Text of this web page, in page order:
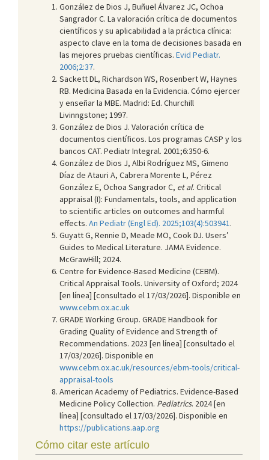
González de Dios J, Buñuel Álvarez JC, Ochoa
Sangrador C. La valoración crítica de documentos
científicos y su aplicabilidad a la práctica clínica:
aspecto clave en la toma de decisiones basada en
las mejores pruebas científicas. Evid Pediatr.
2006;2:37.
Sackett DL, Richardson WS, Rosenbert W, Haynes
RB. Medicina Basada en la Evidencia. Cómo ejercer
y enseñar la MBE. Madrid: Ed. Churchill
Livinngstone; 1997.
González de Dios J. Valoración crítica de
documentos científicos. Los programas CASP y los
bancos CAT. Pediatr Integral. 2001;6:350-6.
González de Dios J, Albi Rodríguez MS, Gimeno
Díaz de Atauri A, Cabrera Morente L, Pérez
González E, Ochoa Sangrador C, et al. Critical
appraisal (I): Fundamentals, tools, and application
to scientific articles on outcomes and harmful
effects. An Pediatr (Engl Ed). 2025;103(4):503941 .
Guyatt G, Rennie D, Meade MO, Cook DJ. Users’
Guides to Medical Literature. JAMA Evidence.
McGrawHill; 2024.
Centre for Evidence-Based Medicine (CEBM).
Critical Appraisal Tools. University of Oxford; 2024
[en línea] [consultado el 17/03/2026]. Disponible en
www.cebm.ox.ac.uk
GRADE Working Group. GRADE Handbook for
Grading Quality of Evidence and Strength of
Recommendations. 2023 [en línea] [consultado el
17/03/2026]. Disponible en
www.cebm.ox.ac.uk/resources/ebm-tools/critical-
appraisal-tools
American Academy of Pediatrics. Evidence-Based
Medicine Policy Collection. Pediatrics. 2024 [en
línea] [consultado el 17/03/2026]. Disponible en
https://publications.aap.org
Cómo citar este artículo